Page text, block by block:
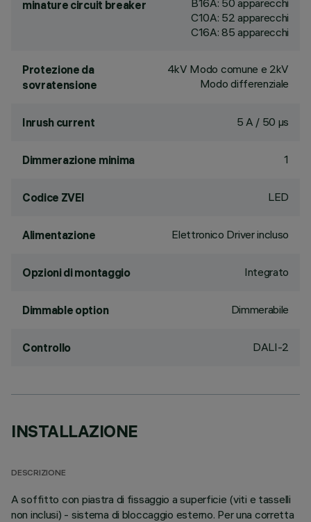
minature circuit breaker
B16A: 50 apparecchi
C10A: 52 apparecchi
C16A: 85 apparecchi
Protezione da
sovratensione
4kV Modo comune e 2kV
Modo differenziale
Inrush current 5 A / 50 µs
Dimmerazione minima 1
Codice ZVEI LED
Alimentazione Elettronico Driver incluso
Opzioni di montaggio Integrato
Dimmable option Dimmerabile
Controllo DALI-2
INSTALLAZIONE
DESCRIZIONE
A soffitto con piastra di fissaggio a superficie (viti e tasselli
non inclusi) - sistema di bloccaggio esterno. Per una corretta